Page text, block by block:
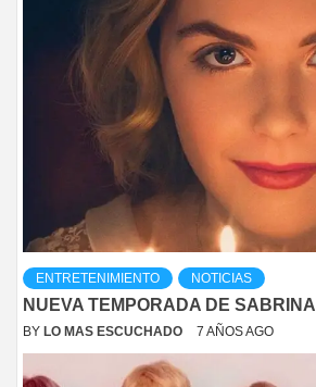
ENTRETENIMIENTO NOTICIAS
NUEVA TEMPORADA DE SABRINA
BY LO MAS ESCUCHADO 7 AÑOS AGO